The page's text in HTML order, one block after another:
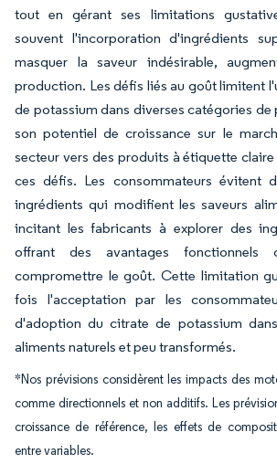
tout en gérant ses limitations
souvent l'incorporation d'ingrédients
masquer la saveur indésirable,
production. Les défis liés au goût limitent
de potassium dans diverses catégories
son potentiel de croissance sur le
secteur vers des produits à étiquette
ces défis. Les consommateurs évitent
ingrédients qui modifient les saveurs
incitant les fabricants à explorer des
offrant des avantages fonctionnels
compromettre le goût. Cette limitation
fois l'acceptation par les
d'adoption du citrate de potassium
aliments naturels et peu transformés.
*Nos prévisions considèrent les impacts des
comme directionnels et non additifs. Les
croissance de référence, les effets de
entre variables.